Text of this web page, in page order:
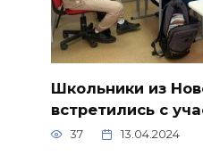
Школьники из
встретились с
37 13.04.2024